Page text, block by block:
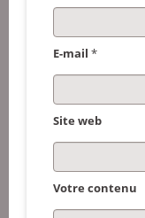
E-mail *
Site web
Votre contenu